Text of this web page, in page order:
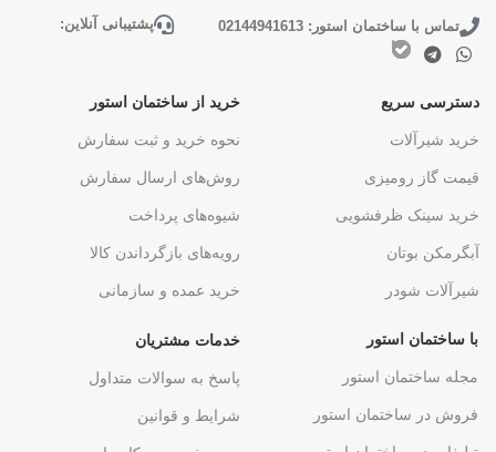
تماس با ساختمان استور: 02144941613 پشتیبانی آنلاین:
دسترسی سریع
خرید شیرآلات
قیمت گاز رومیزی
خرید سینک ظرفشویی
آبگرمکن بوتان
شیرآلات شودر
خرید از ساختمان استور
نحوه خرید و ثبت سفارش
روش‌های ارسال سفارش
شیوه‌های پرداخت
رویه‌های بازگرداندن کالا
خرید عمده و سازمانی
با ساختمان استور
مجله ساختمان استور
فروش در ساختمان استور
خدمات مشتریان
پاسخ به سوالات متداول
شرایط و قوانین